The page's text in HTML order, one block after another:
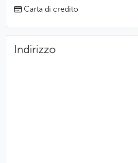
Carta di credito
Indirizzo